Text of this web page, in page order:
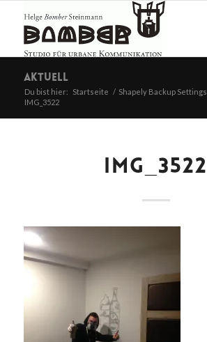
Aktuell
Du bist hier: Startseite / Shapely Backup Settings
IMG_3522
IMG_3522